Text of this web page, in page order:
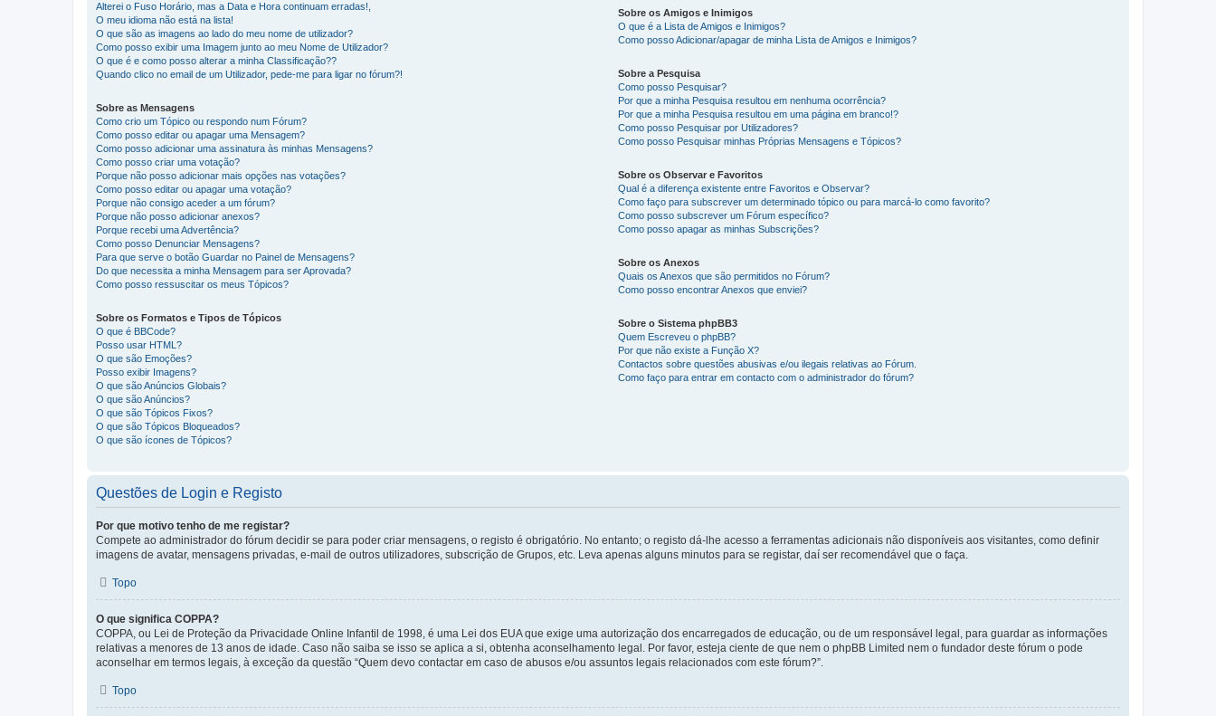
Alterei o Fuso Horário, mas a Data e Hora continuam erradas!,
O meu idioma não está na lista!
O que são as imagens ao lado do meu nome de utilizador?
Como posso exibir uma Imagem junto ao meu Nome de Utilizador?
O que é e como posso alterar a minha Classificação??
Quando clico no email de um Utilizador, pede-me para ligar no fórum?!
Sobre as Mensagens
Como crio um Tópico ou respondo num Fórum?
Como posso editar ou apagar uma Mensagem?
Como posso adicionar uma assinatura às minhas Mensagens?
Como posso criar uma votação?
Porque não posso adicionar mais opções nas votações?
Como posso editar ou apagar uma votação?
Porque não consigo aceder a um fórum?
Porque não posso adicionar anexos?
Porque recebi uma Advertência?
Como posso Denunciar Mensagens?
Para que serve o botão Guardar no Painel de Mensagens?
Do que necessita a minha Mensagem para ser Aprovada?
Como posso ressuscitar os meus Tópicos?
Sobre os Formatos e Tipos de Tópicos
O que é BBCode?
Posso usar HTML?
O que são Emoções?
Posso exibir Imagens?
O que são Anúncios Globais?
O que são Anúncios?
O que são Tópicos Fixos?
O que são Tópicos Bloqueados?
O que são ícones de Tópicos?
Sobre os Amigos e Inimigos
O que é a Lista de Amigos e Inimigos?
Como posso Adicionar/apagar de minha Lista de Amigos e Inimigos?
Sobre a Pesquisa
Como posso Pesquisar?
Por que a minha Pesquisa resultou em nenhuma ocorrência?
Por que a minha Pesquisa resultou em uma página em branco!?
Como posso Pesquisar por Utilizadores?
Como posso Pesquisar minhas Próprias Mensagens e Tópicos?
Sobre os Observar e Favoritos
Qual é a diferença existente entre Favoritos e Observar?
Como faço para subscrever um determinado tópico ou para marcá-lo como favorito?
Como posso subscrever um Fórum específico?
Como posso apagar as minhas Subscrições?
Sobre os Anexos
Quais os Anexos que são permitidos no Fórum?
Como posso encontrar Anexos que enviei?
Sobre o Sistema phpBB3
Quem Escreveu o phpBB?
Por que não existe a Função X?
Contactos sobre questões abusivas e/ou ilegais relativas ao Fórum.
Como faço para entrar em contacto com o administrador do fórum?
Questões de Login e Registo
Por que motivo tenho de me registar?
Compete ao administrador do fórum decidir se para poder criar mensagens, o registo é obrigatório. No entanto; o registo dá-lhe acesso a ferramentas adicionais não disponíveis aos visitantes, como definir
imagens de avatar, mensagens privadas, e-mail de outros utilizadores, subscrição de Grupos, etc. Leva apenas alguns minutos para se registar, daí ser recomendável que o faça.
Topo
O que significa COPPA?
COPPA, ou Lei de Proteção da Privacidade Online Infantil de 1998, é uma Lei dos EUA que exige uma autorização dos encarregados de educação, ou de um responsável legal, para guardar as informações
relativas a menores de 13 anos de idade. Caso não saiba se isso se aplica a si, obtenha aconselhamento legal. Por favor, esteja ciente de que nem o phpBB Limited nem o fundador deste fórum o pode
aconselhar em termos legais, à exceção da questão “Quem devo contactar em caso de abusos e/ou assuntos legais relacionados com este fórum?”.
Topo